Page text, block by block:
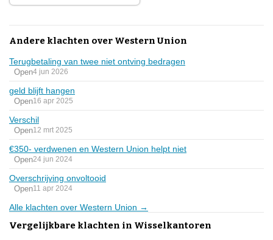
Andere klachten over Western Union
Terugbetaling van twee niet ontving bedragen
Open4 jun 2026
geld blijft hangen
Open16 apr 2025
Verschil
Open12 mrt 2025
€350- verdwenen en Western Union helpt niet
Open24 jun 2024
Overschrijving onvoltooid
Open11 apr 2024
Alle klachten over Western Union →
Vergelijkbare klachten in Wisselkantoren